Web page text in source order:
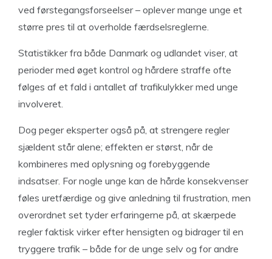
ved førstegangsforseelser – oplever mange unge et
større pres til at overholde færdselsreglerne.
Statistikker fra både Danmark og udlandet viser, at
perioder med øget kontrol og hårdere straffe ofte
følges af et fald i antallet af trafikulykker med unge
involveret.
Dog peger eksperter også på, at strengere regler
sjældent står alene; effekten er størst, når de
kombineres med oplysning og forebyggende
indsatser. For nogle unge kan de hårde konsekvenser
føles uretfærdige og give anledning til frustration, men
overordnet set tyder erfaringerne på, at skærpede
regler faktisk virker efter hensigten og bidrager til en
tryggere trafik – både for de unge selv og for andre